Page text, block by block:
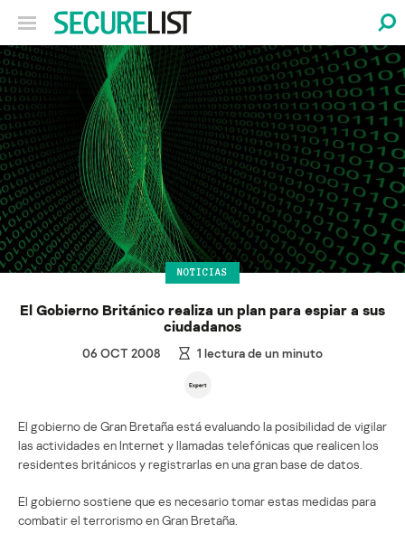
NOTICIAS
El Gobierno Británico realiza un plan para espiar a sus
ciudadanos
06 OCT 2008 1 lectura de un minuto
El gobierno de Gran Bretaña está evaluando la posibilidad de vigilar
las actividades en Internet y llamadas telefónicas que realicen los
residentes británicos y registrarlas en una gran base de datos.
El gobierno sostiene que es necesario tomar estas medidas para
combatir el terrorismo en Gran Bretaña.